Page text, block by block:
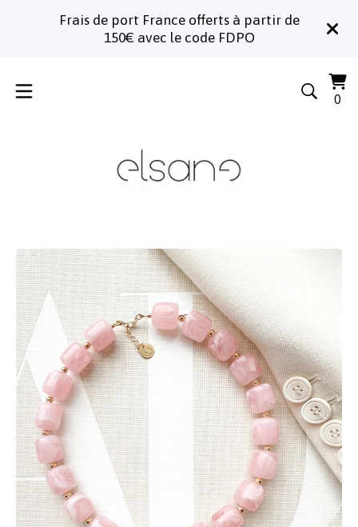
Frais de port France offerts à partir de
150€ avec le code FDPO
0